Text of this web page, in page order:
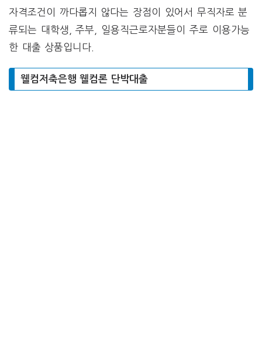
자격조건이 까다롭지 않다는 장점이 있어서 무직자로 분
류되는 대학생, 주부, 일용직근로자분들이 주로 이용가능
한 대출 상품입니다.
웰컴저축은행 웰컴론 단박대출